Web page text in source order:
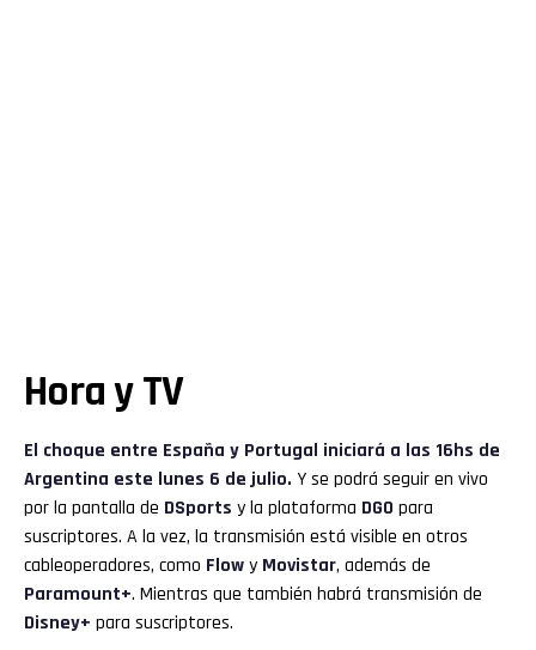
Hora y TV
El choque entre España y Portugal iniciará a las 16hs de
Argentina este lunes 6 de julio. Y se podrá seguir en vivo
por la pantalla de DSports y la plataforma DGO para
suscriptores. A la vez, la transmisión está visible en otros
cableoperadores, como Flowy Movistar, además de
Paramount+. Mientras que también habrá transmisión de
Disney+ para suscriptores.